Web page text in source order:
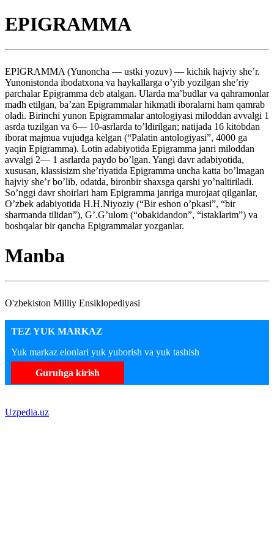
EPIGRAMMA
EPIGRAMMA (Yunoncha — ustki yozuv) — kichik hajviy she’r.
Yunonistonda ibodatxona va haykallarga o’yib yozilgan she’riy
parchalar Epigramma deb atalgan. Ularda ma’budlar va qahramonlar
madh etilgan, ba’zan Epigrammalar hikmatli iboralarni ham qamrab
oladi. Birinchi yunon Epigrammalar antologiyasi miloddan avvalgi 1
asrda tuzilgan va 6— 10-asrlarda to’ldirilgan; natijada 16 kitobdan
iborat majmua vujudga kelgan (“Palatin antologiyasi”, 4000 ga
yaqin Epigramma). Lotin adabiyotida Epigramma janri miloddan
avvalgi 2— 1 asrlarda paydo bo’lgan. Yangi davr adabiyotida,
xususan, klassisizm she’riyatida Epigramma uncha katta bo’lmagan
hajviy she’r bo’lib, odatda, bironbir shaxsga qarshi yo’naltiriladi.
So’nggi davr shoirlari ham Epigramma janriga murojaat qilganlar,
O’zbek adabiyotida H.H.Niyoziy (“Bir eshon o’pkasi”, “bir
sharmanda tilidan”), G’.G’ulom (“obakidandon”, “istaklarim”) va
boshqalar bir qancha Epigrammalar yozganlar.
Manba
O'zbekiston Milliy Ensiklopediyasi
TEZ YUK MARKAZ
Yuk markaz elonlari yuk yuborish va yuk tashish
Guruhga kirish
Uzpedia.uz